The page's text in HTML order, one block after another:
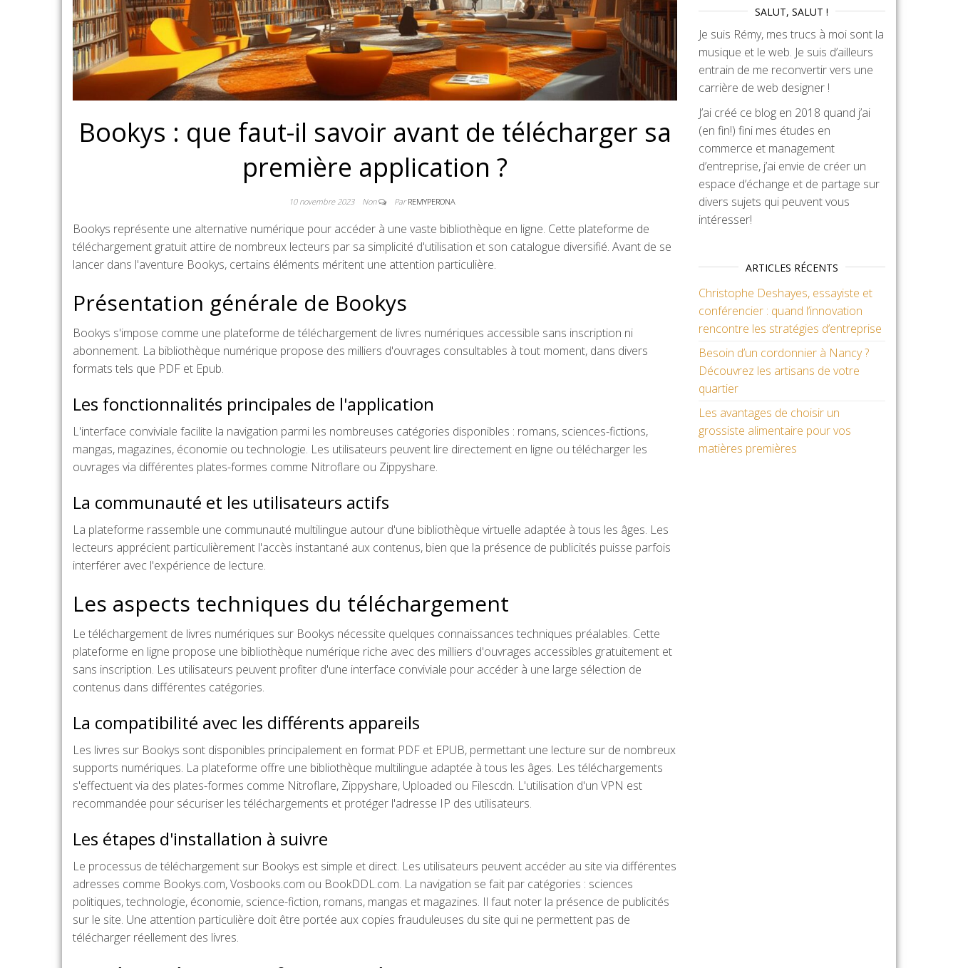
Bookys : que faut-il savoir avant de télécharger sa
première application ?
10 novembre 2023 Non ParREMYPERONA
Bookys représente une alternative numérique pour accéder à une vaste bibliothèque en ligne. Cette plateforme de
téléchargement gratuit attire de nombreux lecteurs par sa simplicité d'utilisation et son catalogue diversifié. Avant de se
lancer dans l'aventure Bookys, certains éléments méritent une attention particulière.
Présentation générale de Bookys
Bookys s'impose comme une plateforme de téléchargement de livres numériques accessible sans inscription ni
abonnement. La bibliothèque numérique propose des milliers d'ouvrages consultables à tout moment, dans divers
formats tels que PDF et Epub.
Les fonctionnalités principales de l'application
L'interface conviviale facilite la navigation parmi les nombreuses catégories disponibles : romans, sciences-fictions,
mangas, magazines, économie ou technologie. Les utilisateurs peuvent lire directement en ligne ou télécharger les
ouvrages via différentes plates-formes comme Nitroflare ou Zippyshare.
La communauté et les utilisateurs actifs
La plateforme rassemble une communauté multilingue autour d'une bibliothèque virtuelle adaptée à tous les âges. Les
lecteurs apprécient particulièrement l'accès instantané aux contenus, bien que la présence de publicités puisse parfois
interférer avec l'expérience de lecture.
Les aspects techniques du téléchargement
Le téléchargement de livres numériques sur Bookys nécessite quelques connaissances techniques préalables. Cette
plateforme en ligne propose une bibliothèque numérique riche avec des milliers d'ouvrages accessibles gratuitement et
sans inscription. Les utilisateurs peuvent profiter d'une interface conviviale pour accéder à une large sélection de
contenus dans différentes catégories.
La compatibilité avec les différents appareils
Les livres sur Bookys sont disponibles principalement en format PDF et EPUB, permettant une lecture sur de nombreux
supports numériques. La plateforme offre une bibliothèque multilingue adaptée à tous les âges. Les téléchargements
s'effectuent via des plates-formes comme Nitroflare, Zippyshare, Uploaded ou Filescdn. L'utilisation d'un VPN est
recommandée pour sécuriser les téléchargements et protéger l'adresse IP des utilisateurs.
Les étapes d'installation à suivre
Le processus de téléchargement sur Bookys est simple et direct. Les utilisateurs peuvent accéder au site via différentes
adresses comme Bookys.com, Vosbooks.com ou BookDDL.com. La navigation se fait par catégories : sciences
politiques, technologie, économie, science-fiction, romans, mangas et magazines. Il faut noter la présence de publicités
sur le site. Une attention particulière doit être portée aux copies frauduleuses du site qui ne permettent pas de
télécharger réellement des livres.
SALUT, SALUT !
Je suis Rémy, mes trucs à moi sont la
musique et le web. Je suis d’ailleurs
entrain de me reconvertir vers une
carrière de web designer !
J’ai créé ce blog en 2018 quand j’ai
(en fin!) fini mes études en
commerce et management
d’entreprise, j’ai envie de créer un
espace d’échange et de partage sur
divers sujets qui peuvent vous
intéresser!
ARTICLES RÉCENTS
Christophe Deshayes, essayiste et
conférencier : quand l’innovation
rencontre les stratégies d’entreprise
Besoin d’un cordonnier à Nancy ?
Découvrez les artisans de votre
quartier
Les avantages de choisir un
grossiste alimentaire pour vos
matières premières